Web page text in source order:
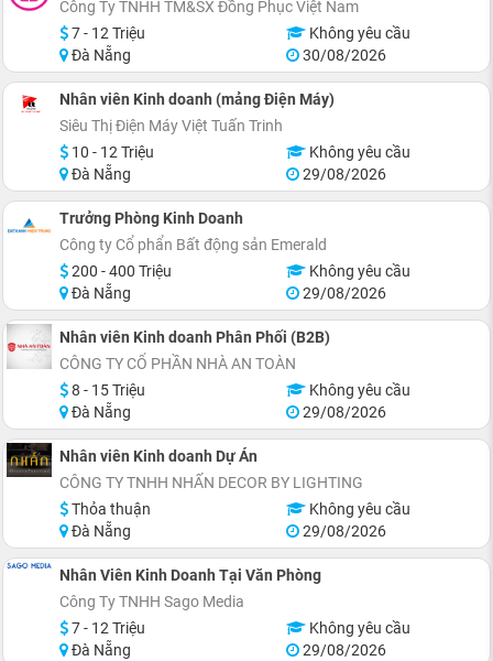
Công Ty TNHH TM&SX Đồng Phục Việt Nam
7 - 12 Triệu
Không yêu cầu
Đà Nẵng
30/08/2026
Nhân viên Kinh doanh (mảng Điện Máy)
Siêu Thị Điện Máy Việt Tuấn Trinh
10 - 12 Triệu
Không yêu cầu
Đà Nẵng
29/08/2026
Trưởng Phòng Kinh Doanh
Công ty Cổ phẩn Bất động sản Emerald
200 - 400 Triệu
Không yêu cầu
Đà Nẵng
29/08/2026
Nhân viên Kinh doanh Phân Phối (B2B)
CÔNG TY CỔ PHẦN NHÀ AN TOÀN
8 - 15 Triệu
Không yêu cầu
Đà Nẵng
29/08/2026
Nhân viên Kinh doanh Dự Án
CÔNG TY TNHH NHẤN DECOR BY LIGHTING
Thỏa thuận
Không yêu cầu
Đà Nẵng
29/08/2026
Nhân Viên Kinh Doanh Tại Văn Phòng
Công Ty TNHH Sago Media
7 - 12 Triệu
Không yêu cầu
Đà Nẵng
29/08/2026